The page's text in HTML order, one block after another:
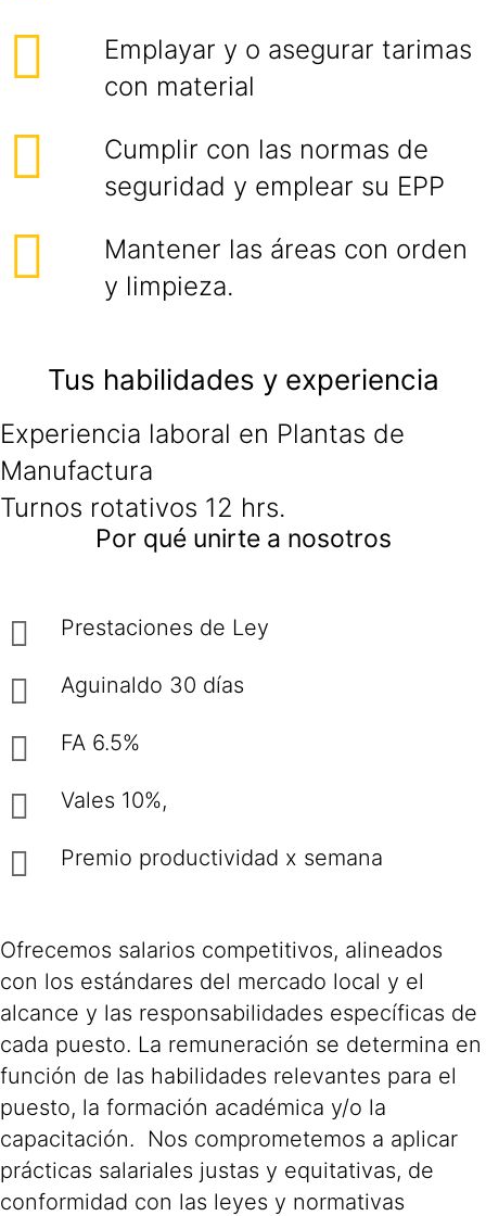
Emplayar y o asegurar tarimas
con material
Cumplir con las normas de
seguridad y emplear su EPP
Mantener las áreas con orden
y limpieza.
Tus habilidades y experiencia
Experiencia laboral en Plantas de
Manufactura
Turnos rotativos 12 hrs.
Por qué unirte a nosotros
Prestaciones de Ley
Aguinaldo 30 días
FA 6.5%
Vales 10%,
Premio productividad x semana
Ofrecemos salarios competitivos, alineados
con los estándares del mercado local y el
alcance y las responsabilidades específicas de
cada puesto. La remuneración se determina en
función de las habilidades relevantes para el
puesto, la formación académica y/o la
capacitación. Nos comprometemos a aplicar
prácticas salariales justas y equitativas, de
conformidad con las leyes y normativas